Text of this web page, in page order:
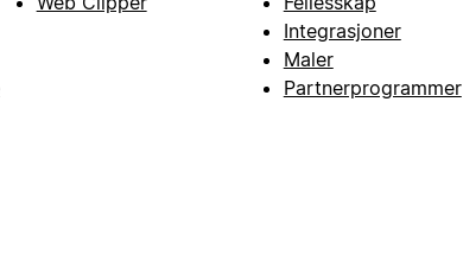
Integrasjoner
Maler
Partnerprogrammer